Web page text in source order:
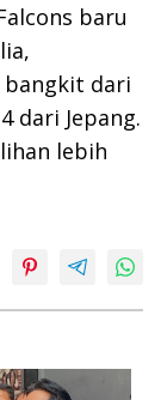
baru
bangkit dari
dari Jepang.
lebih